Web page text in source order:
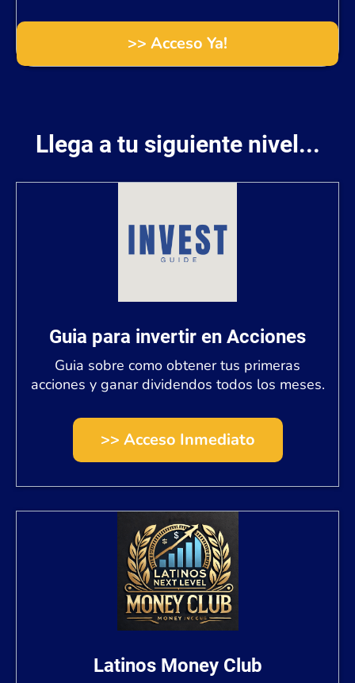
>> Acceso Ya!
Llega a tu siguiente nivel...
Guia para invertir en Acciones
Guia sobre como obtener tus primeras
acciones y ganar dividendos todos los meses.
>> Acceso Inmediato
Latinos Money Club